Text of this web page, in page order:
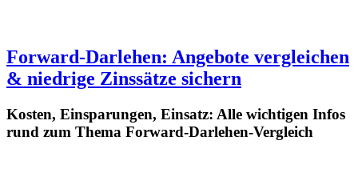
Forward-Darlehen: Angebote vergleichen
& niedrige Zinssätze sichern
Kosten, Einsparungen, Einsatz: Alle wichtigen Infos
rund zum Thema Forward-Darlehen-Vergleich